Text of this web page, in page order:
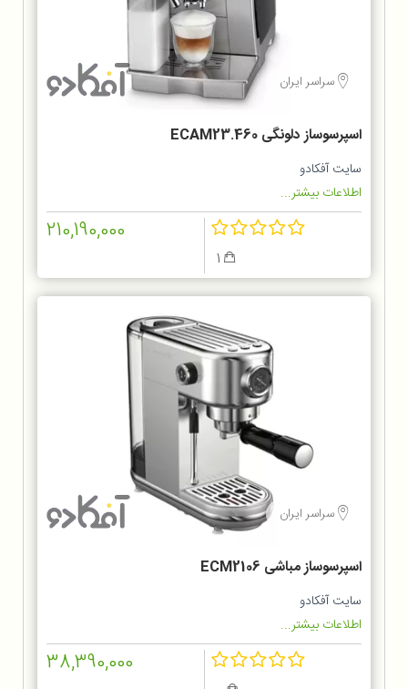
سراسر ایران
اسپرسوساز دلونگی ECAM23.460
سایت آفکادو
اطلاعات بیشتر...
210,190,000
سراسر ایران
اسپرسوساز مباشی ECM2106
سایت آفکادو
اطلاعات بیشتر...
38,390,000